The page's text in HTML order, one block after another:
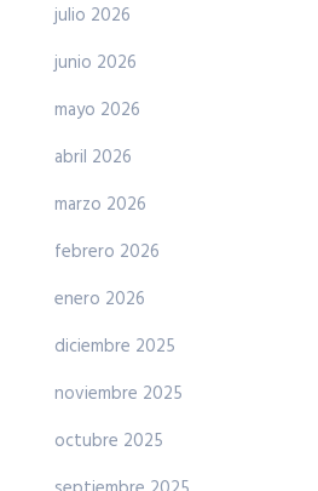
julio 2026
junio 2026
mayo 2026
abril 2026
marzo 2026
febrero 2026
enero 2026
diciembre 2025
noviembre 2025
octubre 2025